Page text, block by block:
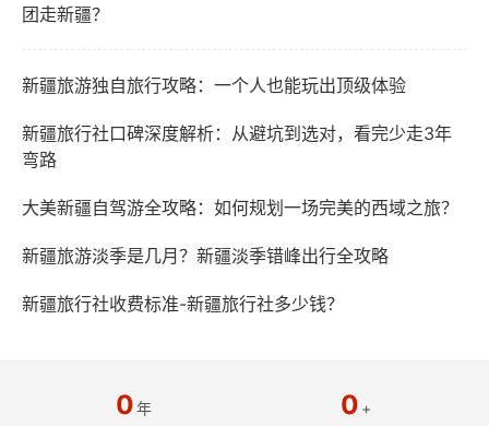
团走新疆？
新疆旅游独自旅行攻略：一个人也能玩出顶级体验
新疆旅行社口碑深度解析：从避坑到选对，看完少走3年
弯路
大美新疆自驾游全攻略：如何规划一场完美的西域之旅？
新疆旅游淡季是几月？新疆淡季错峰出行全攻略
新疆旅行社收费标准-新疆旅行社多少钱？
0年 0 +